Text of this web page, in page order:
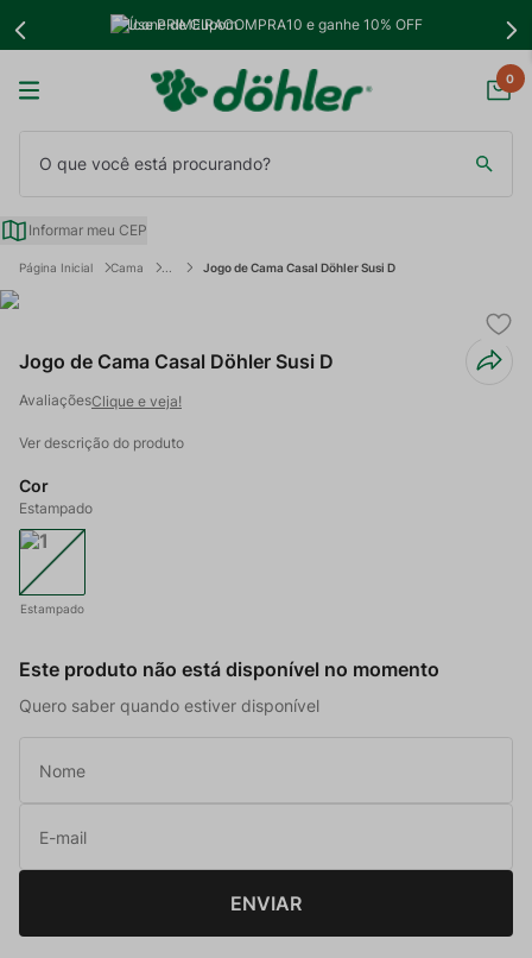
Use PRIMEIRACOMPRA10 e ganhe 10% OFF
0
Informar meu CEP
Cama Jogo de Cama Casal Döhler Susi D
Jogo de Cama Casal Döhler Susi D
Clique e veja!
Ver descrição do produto
Cor
Estampado
Estampado
Este produto não está disponível no momento
Quero saber quando estiver disponível
ENVIAR